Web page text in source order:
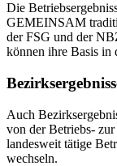
Die
GEMEINSAM
der FSG und der
können ihre Basis in
Auch
von der Betriebs-
landesweit tätige
wechseln.